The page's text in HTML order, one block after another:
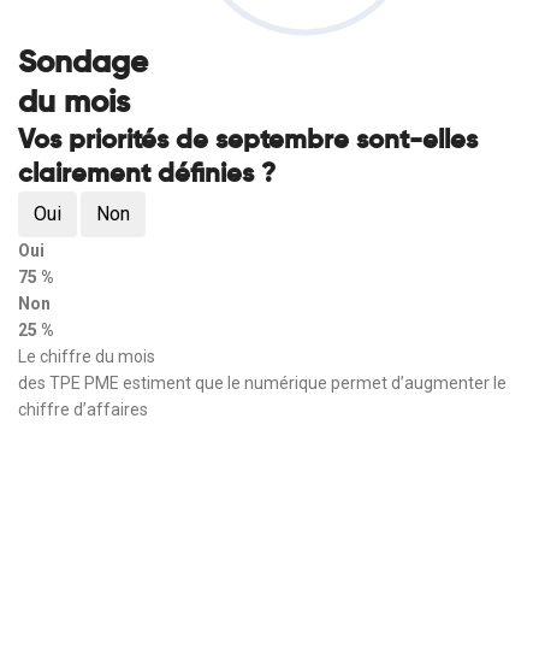
Sondage
du mois
Vos priorités de septembre sont-elles
clairement définies ?
Oui Non
Oui
75 %
Non
25 %
Le chiffre du mois
des TPE PME estiment que le numérique permet d’augmenter le
chiffre d’affaires